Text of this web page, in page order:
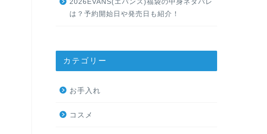
2026EVANS(エバンス)福袋の中身ネタバレ
は？予約開始日や発売日も紹介！
カテゴリー
お手入れ
コスメ